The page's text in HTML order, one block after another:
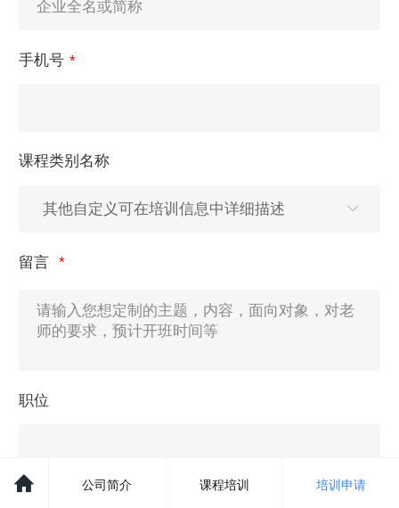
手机号
课程类别名称
留言
职位
公司简介 课程培训 培训申请